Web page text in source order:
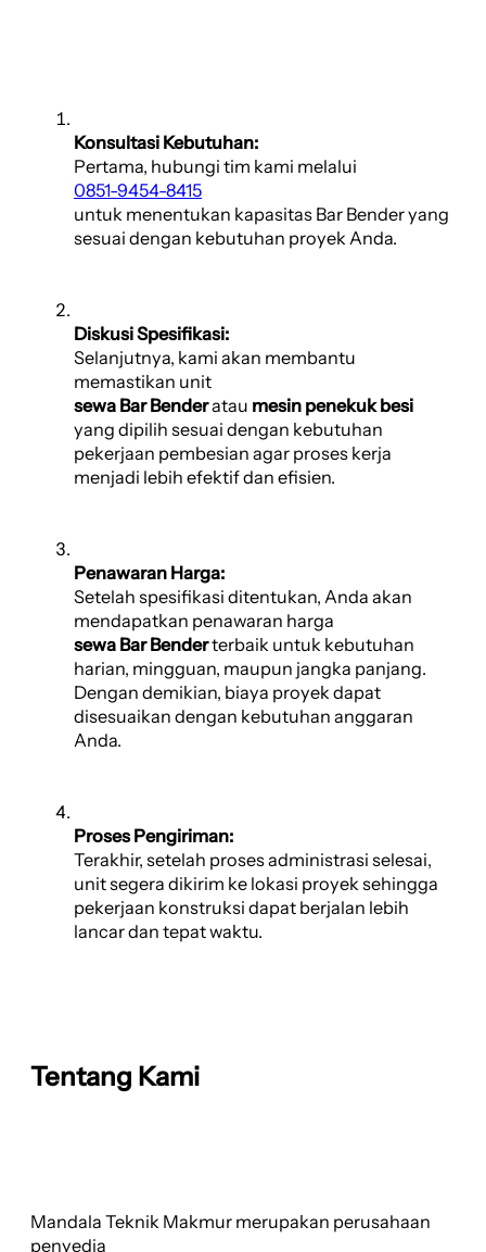
Konsultasi Kebutuhan:
Pertama, hubungi tim kami melalui
0851-9454-8415
untuk menentukan kapasitas Bar Bender yang
sesuai dengan kebutuhan proyek Anda.
Diskusi Spesifikasi:
Selanjutnya, kami akan membantu
memastikan unit
sewa Bar Benderatau mesin penekuk besi
yang dipilih sesuai dengan kebutuhan
pekerjaan pembesian agar proses kerja
menjadi lebih efektif dan efisien.
Penawaran Harga:
Setelah spesifikasi ditentukan, Anda akan
mendapatkan penawaran harga
sewa Bar Benderterbaik untuk kebutuhan
harian, mingguan, maupun jangka panjang.
Dengan demikian, biaya proyek dapat
disesuaikan dengan kebutuhan anggaran
Anda.
Proses Pengiriman:
Terakhir, setelah proses administrasi selesai,
unit segera dikirim ke lokasi proyek sehingga
pekerjaan konstruksi dapat berjalan lebih
lancar dan tepat waktu.
Tentang Kami
Mandala Teknik Makmur merupakan perusahaan
penyedia